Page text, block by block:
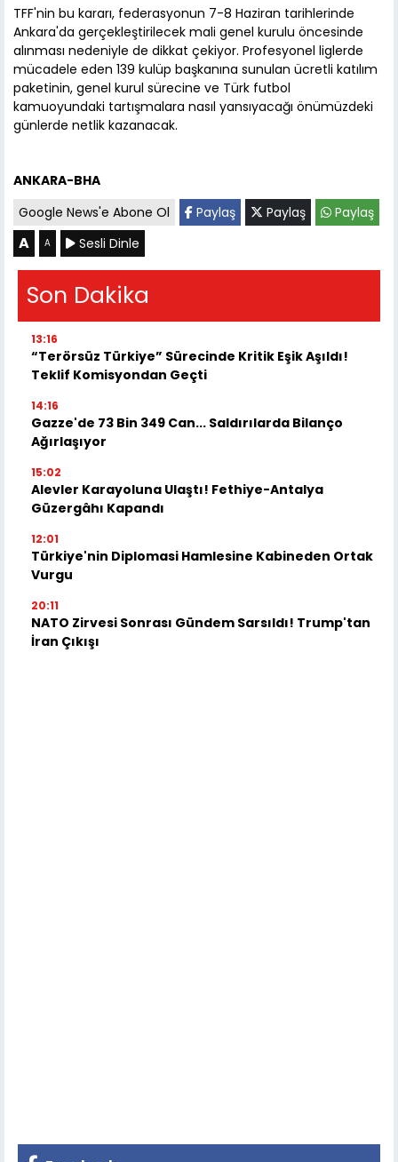
TFF'nin bu kararı, federasyonun 7-8 Haziran tarihlerinde
Ankara'da gerçekleştirilecek mali genel kurulu öncesinde
alınması nedeniyle de dikkat çekiyor. Profesyonel liglerde
mücadele eden 139 kulüp başkanına sunulan ücretli katılım
paketinin, genel kurul sürecine ve Türk futbol
kamuoyundaki tartışmalara nasıl yansıyacağı önümüzdeki
günlerde netlik kazanacak.
ANKARA-BHA
Google News'e Abone Ol
Paylaş Paylaş Paylaş
A A Sesli Dinle
Son Dakika
13:16
“Terörsüz Türkiye” Sürecinde Kritik Eşik Aşıldı!
Teklif Komisyondan Geçti
14:16
Gazze'de 73 Bin 349 Can... Saldırılarda Bilanço
Ağırlaşıyor
15:02
Alevler Karayoluna Ulaştı! Fethiye-Antalya
Güzergâhı Kapandı
12:01
Türkiye'nin Diplomasi Hamlesine Kabineden Ortak
Vurgu
20:11
NATO Zirvesi Sonrası Gündem Sarsıldı! Trump'tan
İran Çıkışı